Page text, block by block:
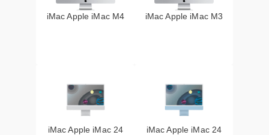
iMac Apple iMac M4 iMac Apple iMac M3
iMac Apple iMac 24
iMac Apple iMac 24